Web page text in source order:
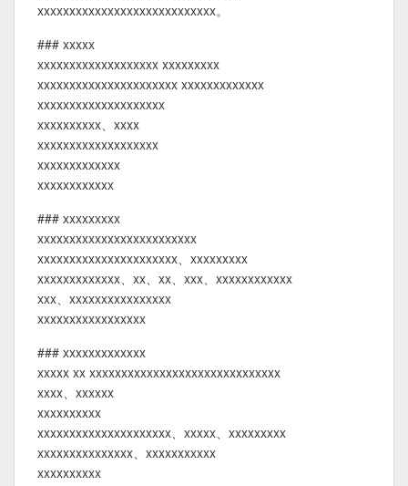
xxxxxxxxxxxxxxxxxxxxxxxxxxxx。
### xxxxx
xxxxxxxxxxxxxxxxxxx xxxxxxxxx
xxxxxxxxxxxxxxxxxxxxxx xxxxxxxxxxxxx
xxxxxxxxxxxxxxxxxxxx
xxxxxxxxxx、xxxx
xxxxxxxxxxxxxxxxxxx
xxxxxxxxxxxxx
xxxxxxxxxxxx
### xxxxxxxxx
xxxxxxxxxxxxxxxxxxxxxxxxx
xxxxxxxxxxxxxxxxxxxxxx、xxxxxxxxx
xxxxxxxxxxxxx、xx、xx、xxx、xxxxxxxxxxxx
xxx、xxxxxxxxxxxxxxxx
xxxxxxxxxxxxxxxxx
### xxxxxxxxxxxxx
xxxxx xx xxxxxxxxxxxxxxxxxxxxxxxxxxxxxx
xxxx、xxxxxx
xxxxxxxxxx
xxxxxxxxxxxxxxxxxxxxx、xxxxx、xxxxxxxxx
xxxxxxxxxxxxxxx、xxxxxxxxxxx
xxxxxxxxxx